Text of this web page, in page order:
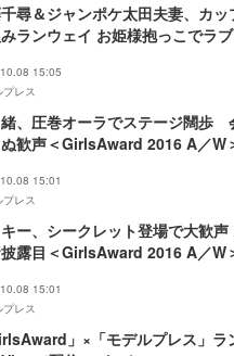
尋＆ジャンポケ太田夫妻、カ
ランウェイ お姫様抱っこでラ
15:05
レス
、圧巻オーラでステージ闊歩
ぬ歓声＜GirlsAward 2016 A／W
15:01
レス
ー、シークレット登場で大歓声
露目＜GirlsAward 2016 A／W
15:01
レス
」×「モデルプレス」ラ